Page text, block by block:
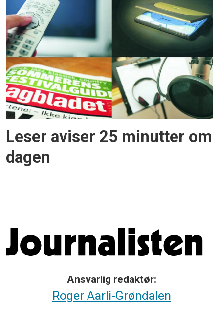
Leser aviser 25 minutter om
dagen
Ansvarlig redaktør:
Roger Aarli-Grøndalen